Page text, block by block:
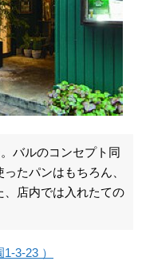
バルのコンセプト同
たパンはもちろん、
店内では入れたての
3-23 ）